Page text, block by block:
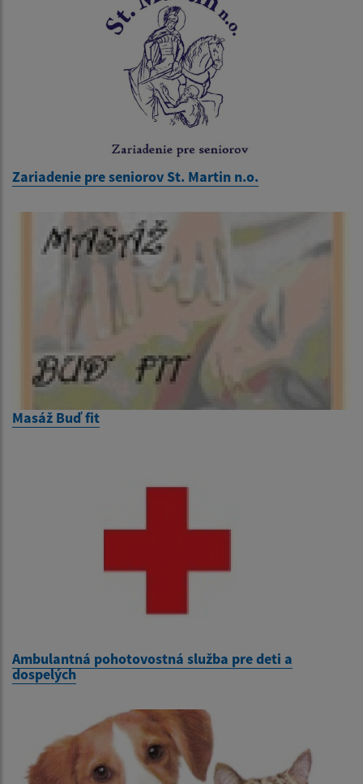
Zariadenie pre seniorov St. Martin n.o.
Masáž Buď fit
Ambulantná pohotovostná služba pre deti a
dospelých